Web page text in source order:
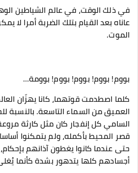
في ذلك الوقت، في عالم الشياطين
عاناه بعد القيام بتلك الضربة أمرا لا
الموت.
بووم! بووم! بووم! بووم! بوومة…
كلما اصطدمت قوتهما، كانا يهزّان
العميق من السماء التاسعة.
السامي كل إنفجار كان مثل كارثة
قصر المحيط بأكمله، ولم يتمكنوا
حتى عندما كانوا يغطون آذانهم
أجسادهم كلها يتدهور بشدة كأنما